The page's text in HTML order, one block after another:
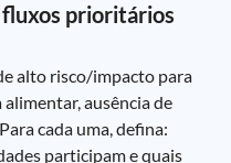
fluxos prioritários
alto risco/impacto para
ausência de
cada uma, defina:
participam e quais